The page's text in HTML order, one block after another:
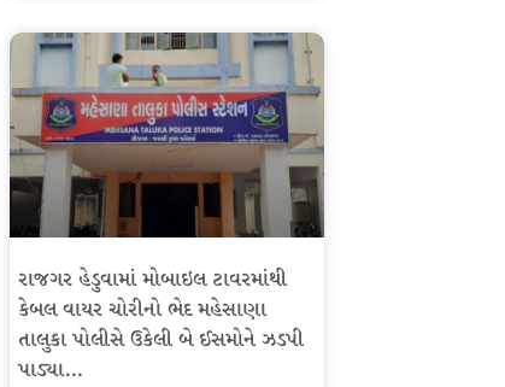
રાજગર હેડુવામાં મોબાઇલ ટાવરમાંથી
કેબલ વાયર ચોરીનો ભેદ મહેસાણા
તાલુકા પોલીસે ઉકેલી બે ઈસમોને ઝડપી
પાડ્યા…